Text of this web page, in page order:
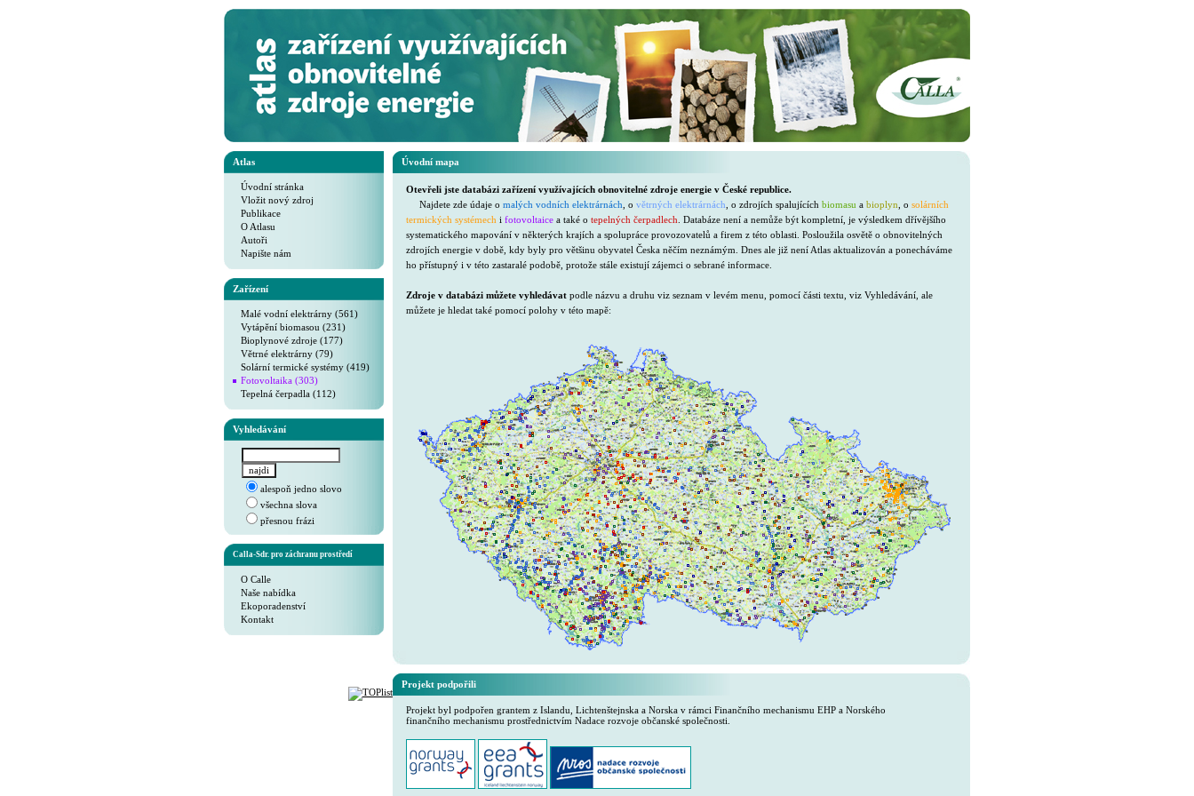
Atlas
Úvodní stránka
Vložit nový zdroj
Publikace
O Atlasu
Autoři
Napište nám
Zařízení
Malé vodní elektrárny (561)
Vytápění biomasou (231)
Bioplynové zdroje (177)
Větrné elektrárny (79)
Solární termické systémy (419)
Fotovoltaika (303)
Tepelná čerpadla (112)
Vyhledávání
alespoň jedno slovo
všechna slova
přesnou frázi
Calla-Sdr. pro záchranu prostředí
O Calle
Naše nabídka
Ekoporadenství
Kontakt
Úvodní mapa
Otevřeli jste databázi zařízení využívajících obnovitelné zdroje energie v České republice.
Najdete zde údaje o malých vodních elektrárnách , o větrných elektrárnách , o zdrojích spalujících biomasu a bioplyn , o solárních
termických systémech i fotovoltaice a také o tepelných čerpadlech . Databáze není a nemůže být kompletní, je výsledkem dřívějšího
systematického mapování v některých krajích a spolupráce provozovatelů a firem z této oblasti. Posloužila osvětě o obnovitelných
zdrojích energie v době, kdy byly pro většinu obyvatel Česka něčím neznámým. Dnes ale již není Atlas aktualizován a ponecháváme
ho přístupný i v této zastaralé podobě, protože stále existují zájemci o sebrané informace.
Zdroje v databázi můžete vyhledávat podle názvu a druhu viz seznam v levém menu, pomocí části textu, viz Vyhledávání, ale
můžete je hledat také pomocí polohy v této mapě:
Projekt podpořili
Projekt byl podpořen grantem z Islandu, Lichtenštejnska a Norska v rámci Finančního mechanismu EHP a Norského
finančního mechanismu prostřednictvím Nadace rozvoje občanské společnosti.